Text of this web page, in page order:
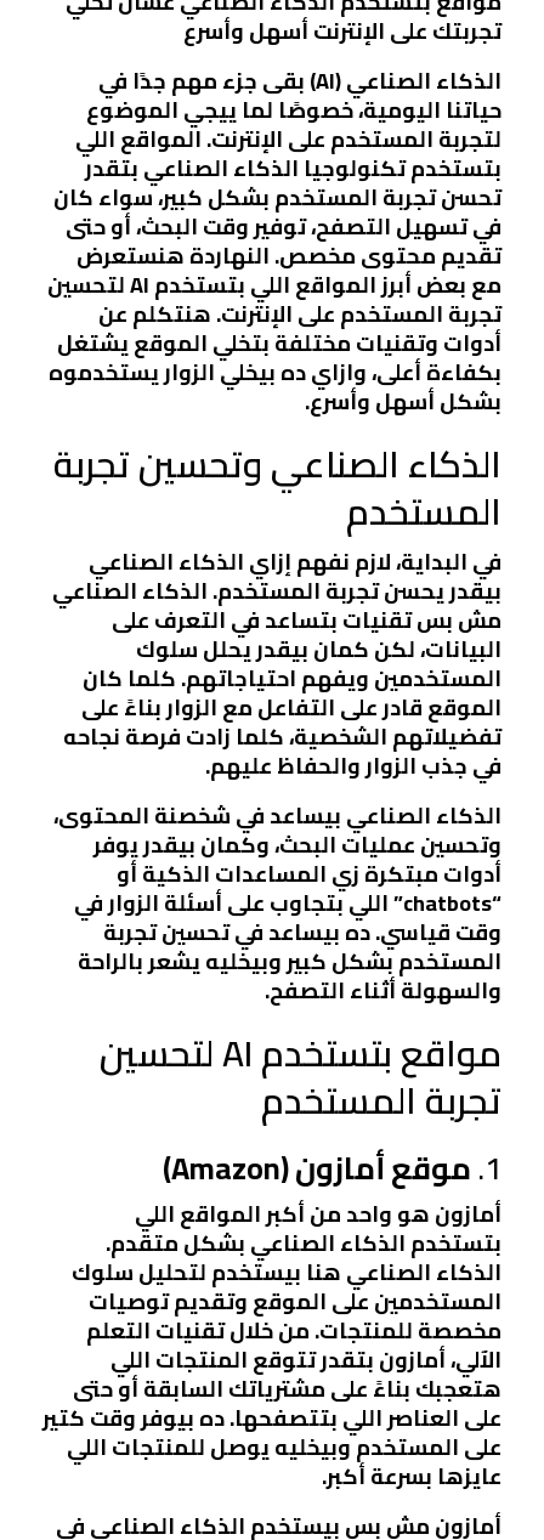
تجربتك على الإنترنت أسهل وأسرع
الذكاء الصناعي (AI) بقى جزء مهم جدًا في
حياتنا اليومية، خصوصًا لما ييجي الموضوع
لتجربة المستخدم على الإنترنت. المواقع اللي
بتستخدم تكنولوجيا الذكاء الصناعي بتقدر
تحسن تجربة المستخدم بشكل كبير، سواء كان
في تسهيل التصفح، توفير وقت البحث، أو حتى
تقديم محتوى مخصص. النهاردة هنستعرض
مع بعض أبرز المواقع اللي بتستخدم AI لتحسين
تجربة المستخدم على الإنترنت. هنتكلم عن
أدوات وتقنيات مختلفة بتخلي الموقع يشتغل
بكفاءة أعلى، وازاي ده بيخلي الزوار يستخدموه
بشكل أسهل وأسرع.
الذكاء الصناعي وتحسين تجربة
المستخدم
في البداية، لازم نفهم إزاي الذكاء الصناعي
بيقدر يحسن تجربة المستخدم. الذكاء الصناعي
مش بس تقنيات بتساعد في التعرف على
البيانات، لكن كمان بيقدر يحلل سلوك
المستخدمين ويفهم احتياجاتهم. كلما كان
الموقع قادر على التفاعل مع الزوار بناءً على
تفضيلاتهم الشخصية، كلما زادت فرصة نجاحه
في جذب الزوار والحفاظ عليهم.
الذكاء الصناعي بيساعد في شخصنة المحتوى،
وتحسين عمليات البحث، وكمان بيقدر يوفر
أدوات مبتكرة زي المساعدات الذكية أو
“chatbots” اللي بتجاوب على أسئلة الزوار في
وقت قياسي. ده بيساعد في تحسين تجربة
المستخدم بشكل كبير وبيخليه يشعر بالراحة
والسهولة أثناء التصفح.
مواقع بتستخدم AI لتحسين
تجربة المستخدم
1. موقع أمازون (Amazon)
أمازون هو واحد من أكبر المواقع اللي
بتستخدم الذكاء الصناعي بشكل متقدم.
الذكاء الصناعي هنا بيستخدم لتحليل سلوك
المستخدمين على الموقع وتقديم توصيات
مخصصة للمنتجات. من خلال تقنيات التعلم
الآلي، أمازون بتقدر تتوقع المنتجات اللي
هتعجبك بناءً على مشترياتك السابقة أو حتى
على العناصر اللي بتتصفحها. ده بيوفر وقت كتير
على المستخدم وبيخليه يوصل للمنتجات اللي
عايزها بسرعة أكبر.
أمازون مش بس بيستخدم الذكاء الصناعي في